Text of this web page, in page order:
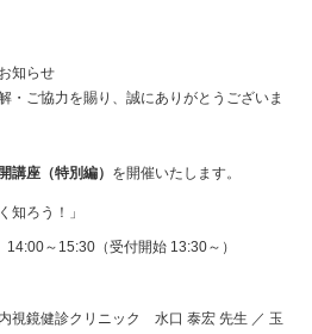
知らせ
・ご協力を賜り、誠にありがとうございま
講座（特別編） を開催いたします。
知ろう！」
～15:30（受付開始 13:30～）
視鏡健診クリニック 水口 泰宏 先生 ／ 玉